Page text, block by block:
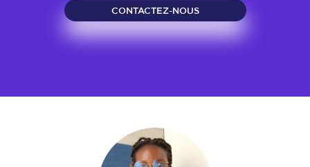
CONTACTEZ-NOUS